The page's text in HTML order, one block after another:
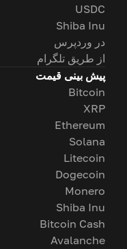
USDC
Shiba Inu
در وردپرس
از طریق تلگرام
پیش بینی قیمت
Bitcoin
XRP
Ethereum
Solana
Litecoin
Dogecoin
Monero
Shiba Inu
Bitcoin Cash
Avalanche